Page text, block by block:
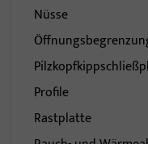
Nüsse
Profile
Rastplatte